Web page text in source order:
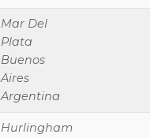
Mar Del
Plata
Buenos
Aires
Argentina
Hurlingham